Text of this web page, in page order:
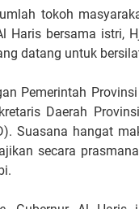
tokoh
Haris bersama istri,
datang untuk
Pemerintah
Daerah
Suasana hangat
secara